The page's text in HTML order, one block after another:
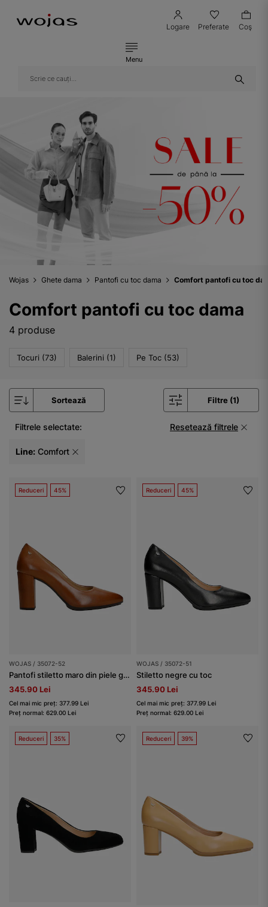
Logare Preferate Coş
Menu
Wojas Ghete dama Pantofi cu toc dama Comfort pantofi cu toc
Comfort pantofi cu toc dama
4 produse
Tocuri (73) Balerini (1) Pe Toc (53)
Sortează Filtre (1)
Filtrele selectate: Resetează filtrele
Line: Comfort
Reduceri 45%
WOJAS / 35072-52
Pantofi stiletto maro din piele granulată
345.90 Lei
Cel mai mic preț: 377.99 Lei
Preț normal: 629.00 Lei
Reduceri 45%
WOJAS / 35072-51
Stiletto negre cu toc
345.90 Lei
Cel mai mic preț: 377.99 Lei
Preț normal: 629.00 Lei
Reduceri 35% Reduceri 39%